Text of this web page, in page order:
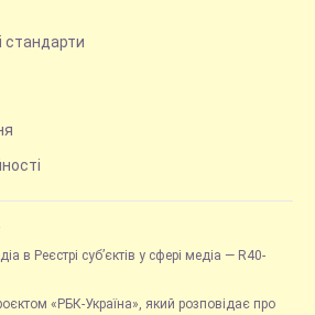
стандарти
в Реєстрі суб’єктів у сфері медіа — R40-
«РБК-Україна», який розповідає про